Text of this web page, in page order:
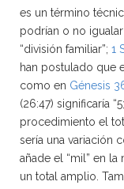
es un término
podrían o no
“división familiar”; 1
han postulado que
como en Génesis
(26:47) significaría
procedimiento el
sería una variación
añade el “mil” en la
un total amplio.